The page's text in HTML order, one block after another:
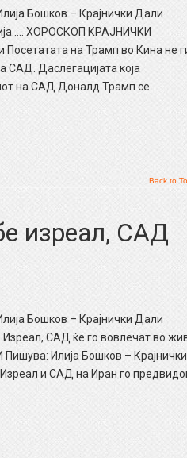
Бошков – Крајнички Дали
ХОРОСКОП КРАЈНИЧКИ
Посетатата на Трамп во Кина не
САД. Даслегацијата која
на САД Доналд Трамп се
Back to
изреал, САД
Бошков – Крајнички Дали
Изреал, САД ќе го вовлечат во
Илија Бошков – Крајнички
и САД на Иран го